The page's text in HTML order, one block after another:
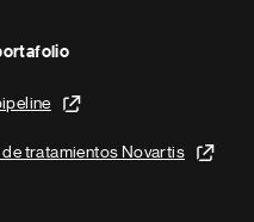
tratamientos Novartis